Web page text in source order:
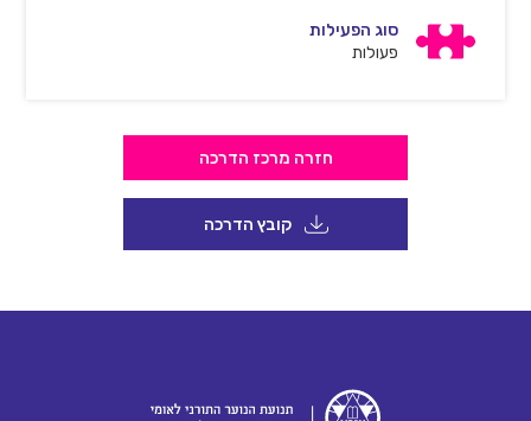
סוג הפעילות
פעולות
חזרה מרכז הדרכה
קובץ הדרכה